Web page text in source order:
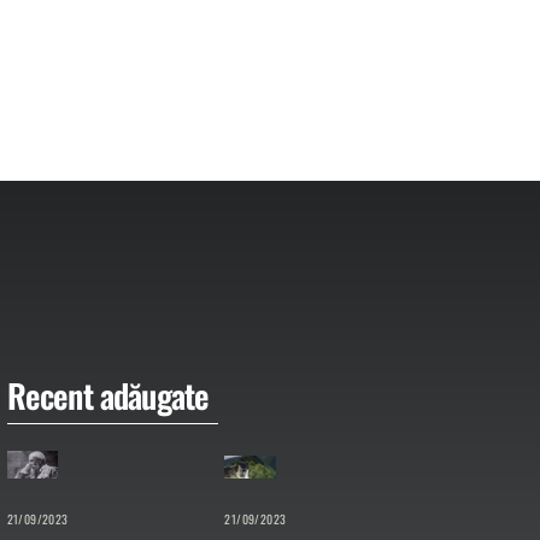
Recent adăugate
21/09/2023 21/09/2023